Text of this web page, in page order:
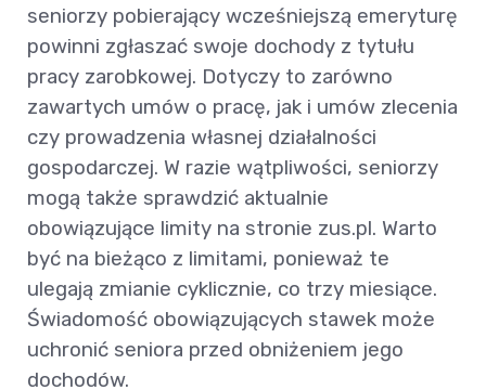
seniorzy pobierający wcześniejszą emeryturę
powinni zgłaszać swoje dochody z tytułu
pracy zarobkowej. Dotyczy to zarówno
zawartych umów o pracę, jak i umów zlecenia
czy prowadzenia własnej działalności
gospodarczej. W razie wątpliwości, seniorzy
mogą także sprawdzić aktualnie
obowiązujące limity na stronie zus.pl. Warto
być na bieżąco z limitami, ponieważ te
ulegają zmianie cyklicznie, co trzy miesiące.
Świadomość obowiązujących stawek może
uchronić seniora przed obniżeniem jego
dochodów.